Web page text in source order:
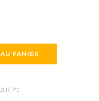
PANIER
PC